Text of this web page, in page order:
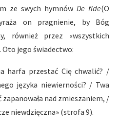
ze swych hymnów De fide(O
on pragnienie, by Bóg
również przez «wszystkich
Oto jego świadectwo:
harfa przestać Cię chwalić? /
języka niewierności? / Twa
zapanowała nad zmieszaniem, /
niewdzięczna» (strofa 9).